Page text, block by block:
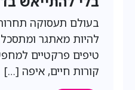
אם אתם מחפשים
יודעים שזה יכול
ומלא בחוסר ודאות.